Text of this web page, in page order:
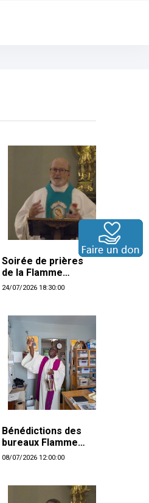
Soirée de prières
de la Flamme
d'Amour
24/07/2026 18:30:00
Bénédictions des
bureaux Flamme
d'Amour à Longueuil
08/07/2026 12:00:00